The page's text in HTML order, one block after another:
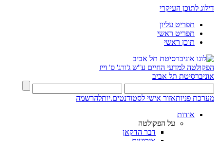
דילוג לתוכן העיקרי
תפריט עליון
תפריט ראשי
תוכן ראשי
הפקולטה למדעי החיים ע"ש ג'ורג' ס' וייז
אוניברסיטת תל אביב
מערכת פניותאזור אישי לסטודנטים.יותלהרשמה
אודות
על הפקולטה
דבר הדקאן